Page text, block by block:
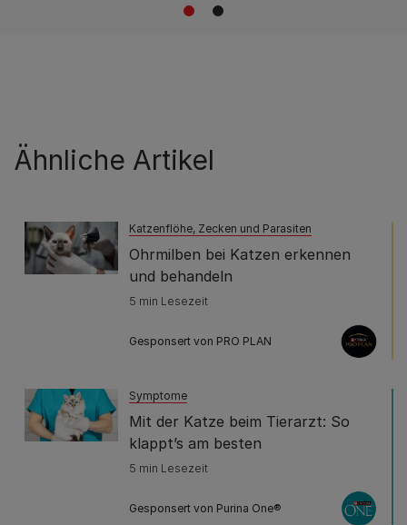
1 2
Ähnliche Artikel
Katzenflöhe, Zecken und Parasiten
Ohrmilben bei Katzen erkennen
und behandeln
5 min Lesezeit
Gesponsert von PRO PLAN
Symptome
Mit der Katze beim Tierarzt: So
klappt’s am besten
5 min Lesezeit
Gesponsert von Purina One®